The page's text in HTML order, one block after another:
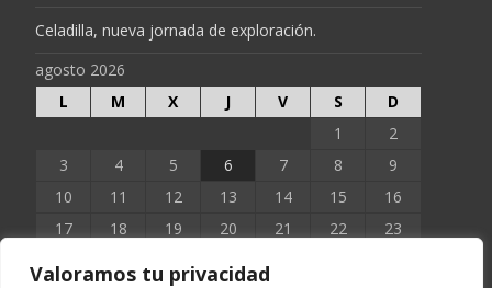
Valoramos tu privacidad
Celadilla, nueva jornada de exploración.
agosto 2026
L
M X J V S
D
1
2
3
4 5 6 7 8
9
10
11 12 13 14 15
16
17
18 19 20 21 22
23